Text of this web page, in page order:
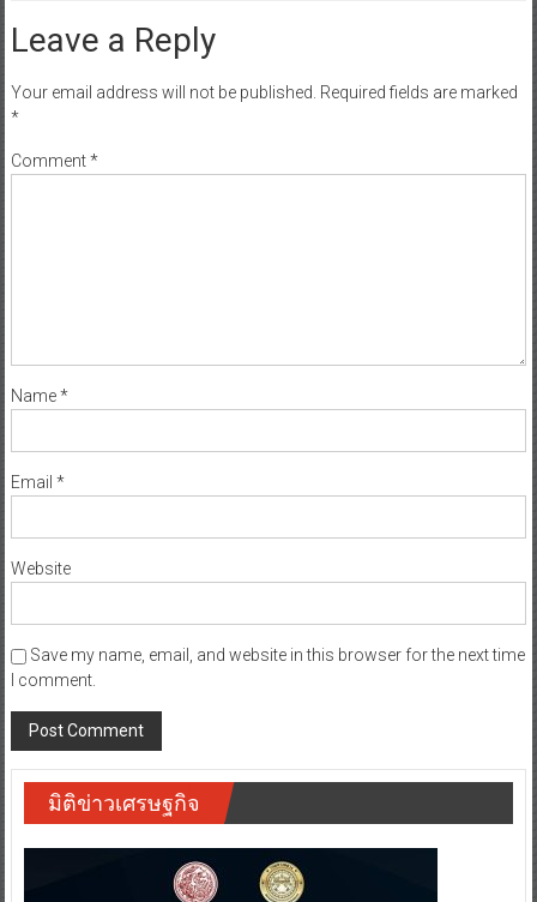
Leave a Reply
Your email address will not be published. Required fields are marked
*
Comment*
Name*
Email *
Website
Save my name, email, and website in this browser for the next time
I comment.
มิติข่าวเศรษฐกิจ